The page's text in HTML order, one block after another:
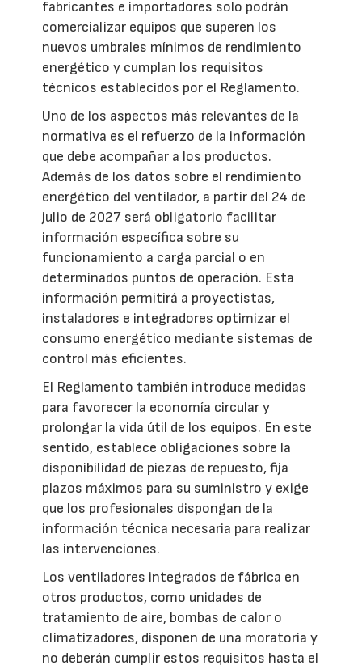
fabricantes e importadores solo podrán
comercializar equipos que superen los
nuevos umbrales mínimos de rendimiento
energético y cumplan los requisitos
técnicos establecidos por el Reglamento.
Uno de los aspectos más relevantes de la
normativa es el refuerzo de la información
que debe acompañar a los productos.
Además de los datos sobre el rendimiento
energético del ventilador, a partir del 24 de
julio de 2027 será obligatorio facilitar
información específica sobre su
funcionamiento a carga parcial o en
determinados puntos de operación. Esta
información permitirá a proyectistas,
instaladores e integradores optimizar el
consumo energético mediante sistemas de
control más eficientes.
El Reglamento también introduce medidas
para favorecer la economía circular y
prolongar la vida útil de los equipos. En este
sentido, establece obligaciones sobre la
disponibilidad de piezas de repuesto, fija
plazos máximos para su suministro y exige
que los profesionales dispongan de la
información técnica necesaria para realizar
las intervenciones.
Los ventiladores integrados de fábrica en
otros productos, como unidades de
tratamiento de aire, bombas de calor o
climatizadores, disponen de una moratoria y
no deberán cumplir estos requisitos hasta el